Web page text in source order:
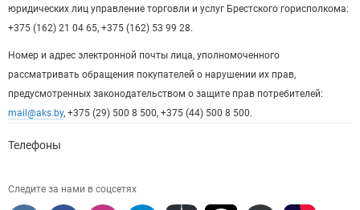
юридических лиц управление торговли и услуг Брестского горисполкома:
+375 (162) 21 04 65, +375 (162) 53 99 28.
Номер и адрес электронной почты лица, уполномоченного
рассматривать обращения покупателей о нарушении их прав,
предусмотренных законодательством о защите прав потребителей:
mail@aks.by, +375 (29) 500 8 500, +375 (44) 500 8 500.
Телефоны
Следите за нами в соцсетях